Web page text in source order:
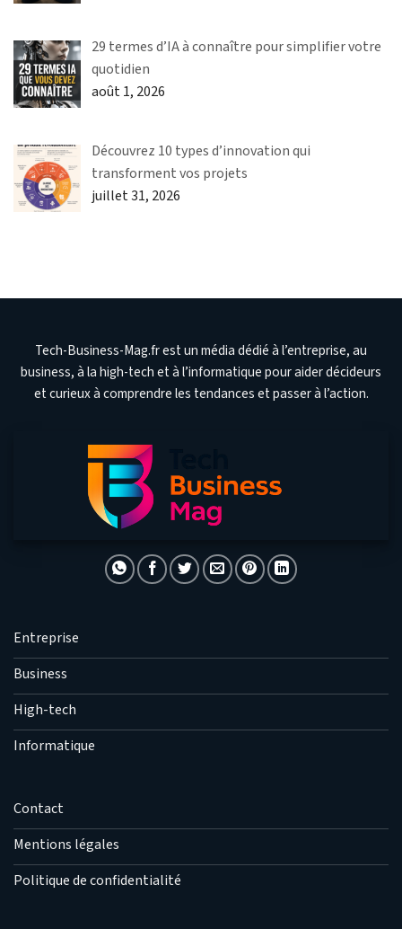
29 termes d’IA à connaître pour simplifier votre
quotidien
août 1, 2026
Découvrez 10 types d’innovation qui
transforment vos projets
juillet 31, 2026
Tech-Business-Mag.fr est un média dédié à l’entreprise, au
business, à la high-tech et à l’informatique pour aider décideurs
et curieux à comprendre les tendances et passer à l’action.
Entreprise
Business
High-tech
Informatique
Contact
Mentions légales
Politique de confidentialité